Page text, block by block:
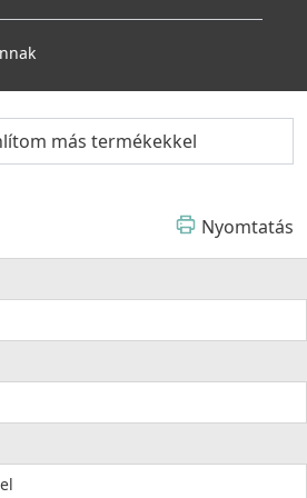
más termékekkel
Nyomtatás